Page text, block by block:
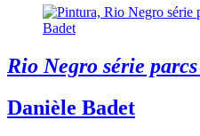
Rio Negro série
Danièle Badet